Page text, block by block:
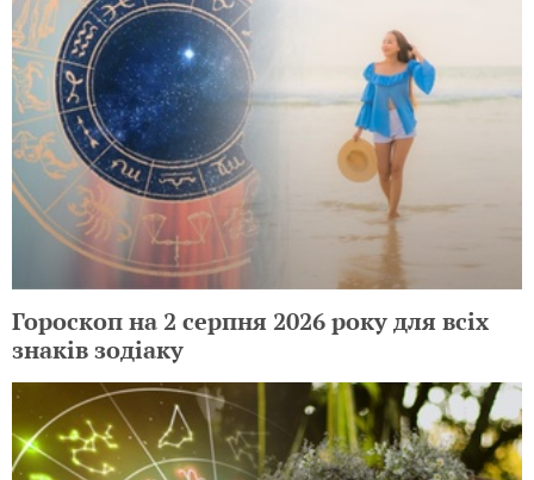
Гороскоп на 2 серпня 2026 року для всіх
знаків зодіаку